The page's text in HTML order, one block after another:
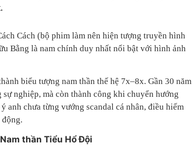
Cách (bộ phim làm nên hiện tượng truyền hình
Bằng là nam chính duy nhất nổi bật với hình ảnh
biểu tượng nam thần thế hệ 7x–8x. Gần 30 năm
nghiệp, mà còn thành công khi chuyển hướng
anh chưa từng vướng scandal cá nhân, điều hiếm
thần Tiểu Hổ Đội